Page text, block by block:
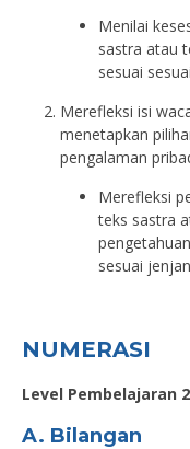
Menilai
sastra atau
sesuai
Merefleksi isi
menetapkan
pengalaman
Merefleksi
teks sastra
sesuai
NUMERASI
Level Pembelajaran
A. Bilangan